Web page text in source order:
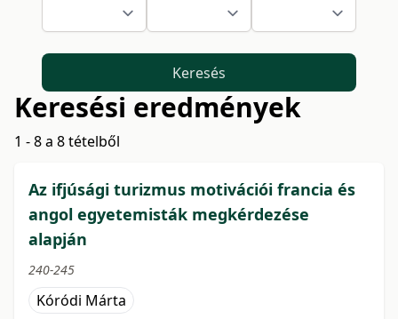
Keresés
Keresési eredmények
1 - 8 a 8 tételből
Az ifjúsági turizmus motivációi francia és
angol egyetemisták megkérdezése
alapján
240-245
Kóródi Márta